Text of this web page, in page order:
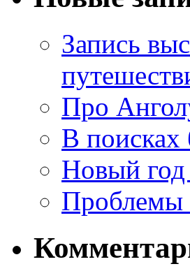
Запись
Про
В поисках
Новый год
Проблемы